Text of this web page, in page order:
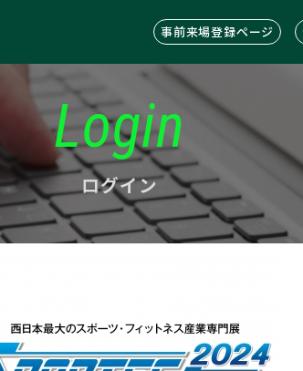
事前来場登録ページ
Login
ログイン